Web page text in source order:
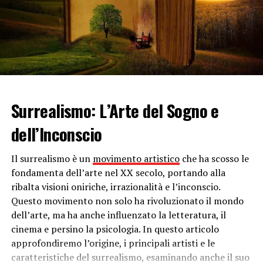
garantito dalle 10 alle 12 ore. Volendo, dunque, è
possibile anche usare lo shampoo secco prima di andare
al lavoro per rimanere con capelli puliti e luminosi fino
a sera.
Consigli sull’utilizzo dello shampoo
Se è vero che lo shampoo secco può fare autentici
miracoli, è altrettanto vero che in caso di
ricordare di non applicare troppo prodotto sui capelli, il
rischio è infatti di ottenere l’effetto contrario rispetto a
quello desiderato: capelli sporchi e presenza di residui
bianchi simili all’odiata forfora. È inoltre sbagliato
pensare di sostituire lo shampoo naturale con quello
secco, per evitare l’occlusione dei follicoli e la comparsa
della vera forfora. Il consiglio è di usare lo shampoo
Surrealismo: L’Arte del Sogno e
dell’Inconscio
Il surrealismo è un movimento artisticoche ha scosso le
fondamenta dell’arte nel XX secolo, portando alla
ribalta visioni oniriche, irrazionalità e l’inconscio.
Questo movimento non solo ha rivoluzionato il mondo
dell’arte, ma ha anche influenzato la letteratura, il
cinema e persino la psicologia. In questo articolo
approfondiremo l’origine, i principali artisti e le
caratteristiche del surrealismo, esaminando anche il suo